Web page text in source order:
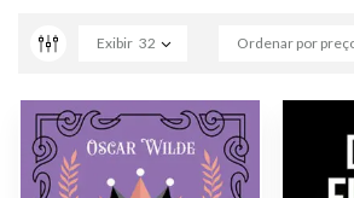
Ordenar por
Exibir 32